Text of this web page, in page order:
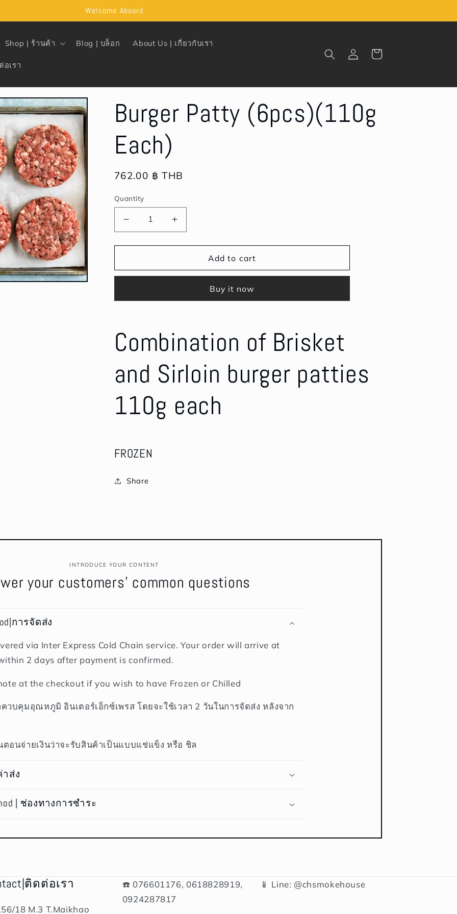
Welcome Aboard
Shop | ร้านค้า Blog | บล็อก About Us | เกี่ยวกับเรา
อเรา
Log
in
Cart
Burger Patty (6pcs)(110g
Each)
Regular
762.00 ฿ THB
Quantity
Decrease
quantity
for
Patty
Each)
Increase
quantity
for
Patty
Each)
Add to cart
Buy it now
Combination of Brisket
and Sirloin burger patties
110g each
FROZEN
Share
INTRODUCE YOUR CONTENT
your customers' common questions
การจัดส่ง
via Inter Express Cold Chain service. Your order will arrive at
2 days after payment is confirmed.
at the checkout if you wish to have Frozen or Chilled
วบคุมอุณหภูมิ อินเตอร์เอ็กซ์เพรส โดยจะใช้เวลา 2 วันในการจัดส่ง หลังจาก
ตอนจ่ายเงินว่าจะรับสินค้าเป็นแบบแช่แข็ง หรือ ชิล
าส่ง
| ช่องทางการชำระ
ติดต่อเรา
18 M.3 T.Maikhao
☎️ 076601176, 0618828919,
0924287817
📱 Line: @chsmokehouse